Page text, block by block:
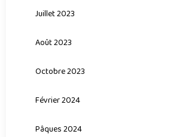
Juillet 2023
Août 2023
Octobre 2023
Février 2024
Pâques 2024